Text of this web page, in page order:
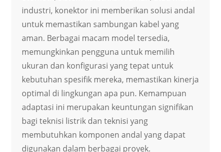
industri, konektor ini memberikan solusi andal
untuk memastikan sambungan kabel yang
aman. Berbagai macam model tersedia,
memungkinkan pengguna untuk memilih
ukuran dan konfigurasi yang tepat untuk
kebutuhan spesifik mereka, memastikan kinerja
optimal di lingkungan apa pun. Kemampuan
adaptasi ini merupakan keuntungan signifikan
bagi teknisi listrik dan teknisi yang
membutuhkan komponen andal yang dapat
digunakan dalam berbagai proyek.